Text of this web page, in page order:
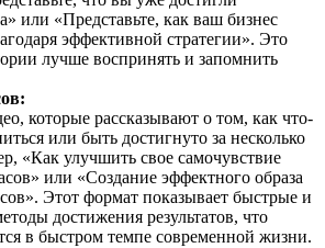
или «Представьте, как ваш бизнес
эффективной стратегии». Это
лучше воспринять и запомнить
которые рассказывают о том, как что-
или быть достигнуто за несколько
«Как улучшить свое самочувствие
или «Создание эффектного образа
Этот формат показывает быстрые и
достижения результатов, что
в быстром темпе современной жизни.